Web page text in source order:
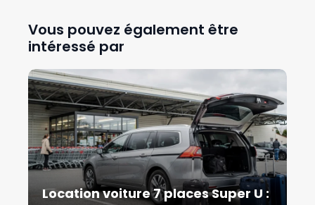
Vous pouvez également être
intéressé par
Location voiture 7 places Super U :